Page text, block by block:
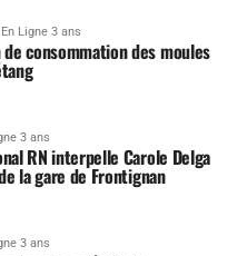
En Ligne 3 ans
consommation des moules
3 ans
RN interpelle Carole Delga
la gare de Frontignan
3 ans